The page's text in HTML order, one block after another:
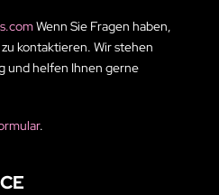
Wenn Sie Fragen haben,
kontaktieren. Wir stehen
und helfen Ihnen gerne
.